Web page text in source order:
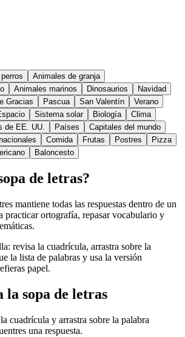
Animales de granja
Animales marinos Dinosaurios
Navidad
Gracias Pascua San Valentín
Verano
Sistema solar Biología
Clima
de EE. UU. Países
Capitales del mundo
Comida Frutas Postres
Pizza
Baloncesto
de letras?
mantiene todas las respuestas dentro de un
practicar ortografía, repasar vocabulario y
revisa la cuadrícula, arrastra sobre la
la lista de palabras y usa la versión
papel.
la sopa de letras
cuadrícula y arrastra sobre la palabra
una respuesta.